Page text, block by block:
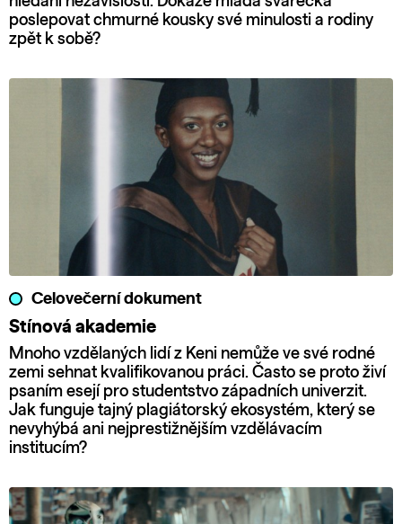
poslepovat chmurné kousky své minulosti a rodiny
zpět k sobě?
Celovečerní dokument
Stínová akademie
Mnoho vzdělaných lidí z Keni nemůže ve své rodné
zemi sehnat kvalifikovanou práci. Často se proto živí
psaním esejí pro studentstvo západních univerzit.
Jak funguje tajný plagiátorský ekosystém, který se
nevyhýbá ani nejprestižnějším vzdělávacím
institucím?